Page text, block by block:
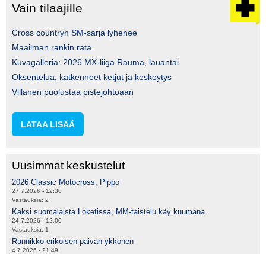
Vain tilaajille
Cross countryn SM-sarja lyhenee
Maailman rankin rata
Kuvagalleria: 2026 MX-liiga Rauma, lauantai
Oksentelua, katkenneet ketjut ja keskeytys
Villanen puolustaa pistejohtoaan
LATAA LISÄÄ
Uusimmat keskustelut
2026 Classic Motocross, Pippo
27.7.2026 - 12:30
Vastauksia: 2
Kaksi suomalaista Loketissa, MM-taistelu käy kuumana
24.7.2026 - 12:00
Vastauksia: 1
Rannikko erikoisen päivän ykkönen
4.7.2026 - 21:49